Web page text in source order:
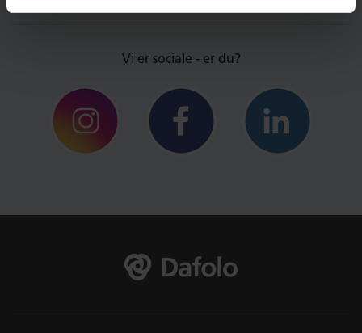
Vi er sociale - er du?